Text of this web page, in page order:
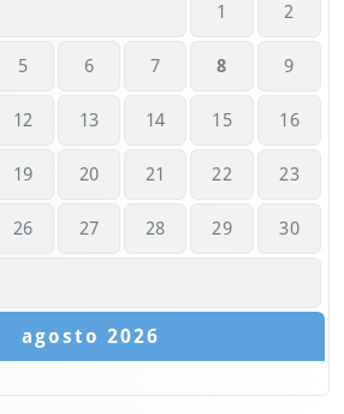
agosto 2026
1 2
5 6 7 8 9
12 13 14 15 16
19 20 21 22 23
26 27 28 29 30